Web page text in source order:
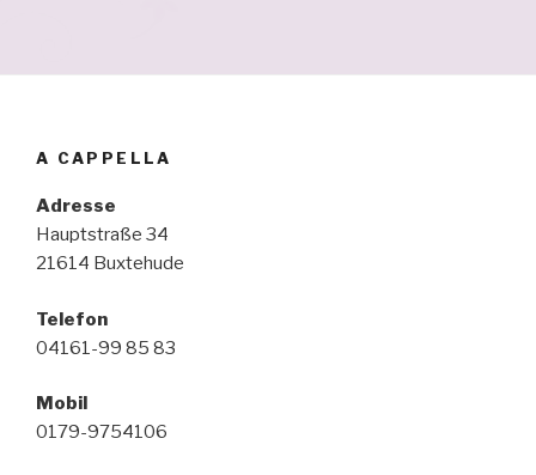
A CAPPELLA
Adresse
Hauptstraße 34
21614 Buxtehude
Telefon
04161-99 85 83
Mobil
0179-9754106